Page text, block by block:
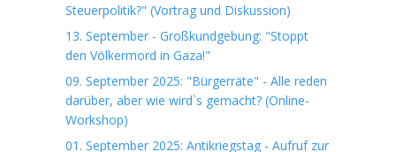
Steuerpolitik?" (Vortrag und Diskussion)
13. September - Großkundgebung: "Stoppt
den Völkermord in Gaza!"
09. September 2025: "Bürgerräte" - Alle reden
darüber, aber wie wird`s gemacht? (Online-
Workshop)
01. September 2025: Antikriegstag - Aufruf zur